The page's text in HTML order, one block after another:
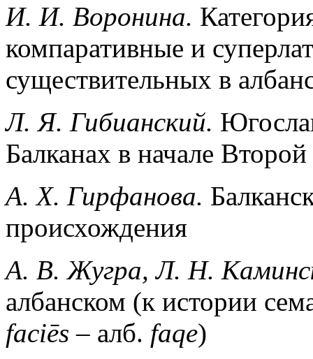
И. И. Воронина.
компаративные и
существительных в
Л. Я. Гибианский.
Балканах в начале
А. X. Гирфанова.
происхождения
А. В. Жугра,Л. Н.
албанском (к истории
faciēs – алб. faqe)